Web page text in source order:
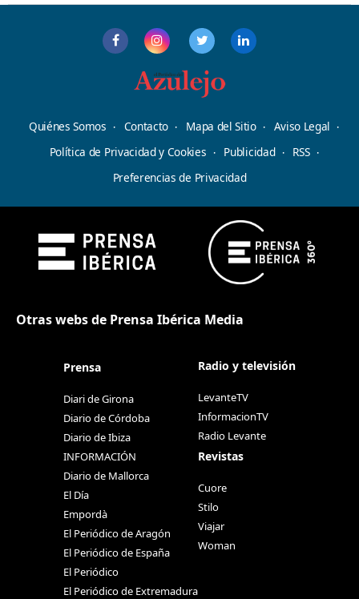
Quiénes Somos Contacto Mapa del Sitio
Aviso Legal
Política de Privacidad y Cookies
Publicidad
RSS
Preferencias de Privacidad
Otras webs de Prensa Ibérica Media
Prensa
Diari de Girona
Diario de Córdoba
Diario de Ibiza
INFORMACIÓN
Diario de Mallorca
El Día
Empordà
El Periódico de Aragón
El Periódico de España
El Periódico
El Periódico de Extremadura
Radio y televisión
LevanteTV
InformacionTV
Radio Levante
Revistas
Cuore
Stilo
Viajar
Woman